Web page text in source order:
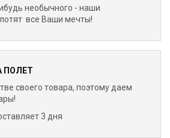
необычного - наши
все Ваши мечты!
ПОЛЕТ
своего товара, поэтому даем
3 дня